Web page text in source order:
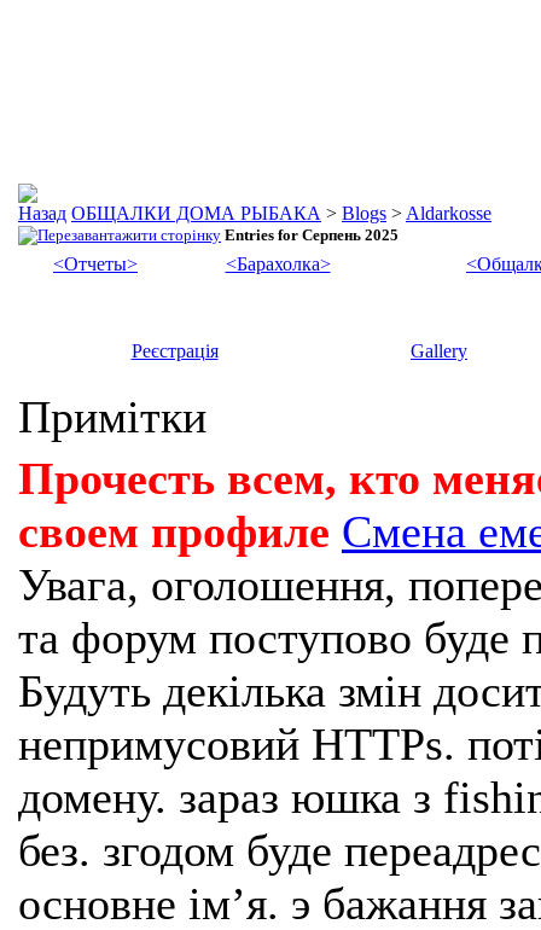
ОБЩАЛКИ ДОМА РЫБАКА > Blogs > Aldarkosse
Entries for Серпень 2025
<Отчеты> <Барахолка>
Реєстрація Gallery
Примітки
Прочесть всем, кто
своем профиле Смена
Увага, оголошення,
та форум поступово буде
Будуть декілька змін
непримусовий HTTPs.
домену. зараз юшка з
без. згодом буде
основне імʼя. э бажання